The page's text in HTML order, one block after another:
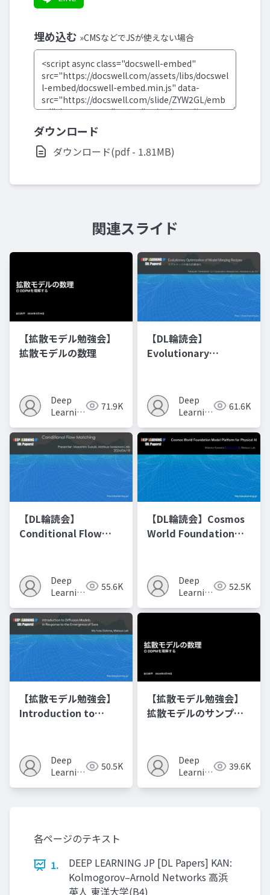
埋め込む »CMSなどでJSが使えない場合
ダウンロード
ダウンロード(pdf - 1.81MB)
関連スライド
【拡散モデル勉強会】
拡散モデルの数理
Deep
Learning
71.9K
【DL輪読会】
Evolutionary
Recipes モデルマージ
の進化的最適化
Deep
Learning
61.6K
【DL輪読会】
Conditional Flow
Deep
Learning
55.6K
【DL輪読会】Cosmos
World Foundation
Deep
Learning
52.5K
【拡散モデル勉強会】
Introduction to
Deep
Learning
50.5K
【拡散モデル勉強会】
拡散モデルのサンプラ
Deep
Learning
39.6K
各ページのテキスト
1.
DEEP LEARNING JP [DL Papers] KAN:
Kolmogorov–Arnold Networks 高浜
英人 東洋大学(B4)